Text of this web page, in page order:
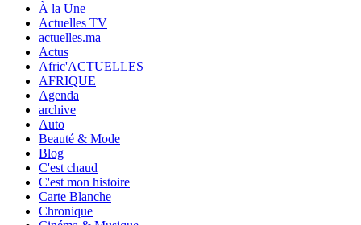
À la Une
Actuelles TV
actuelles.ma
Actus
Afric'ACTUELLES
AFRIQUE
Agenda
archive
Auto
Beauté & Mode
Blog
C'est chaud
C'est mon histoire
Carte Blanche
Chronique